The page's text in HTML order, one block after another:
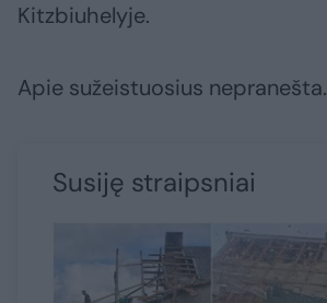
Kitzbiuhelyje.
Apie sužeistuosius nepranešta.
Susiję straipsniai